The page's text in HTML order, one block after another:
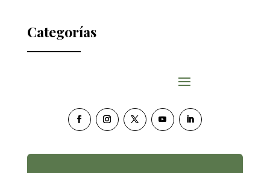
Categorías